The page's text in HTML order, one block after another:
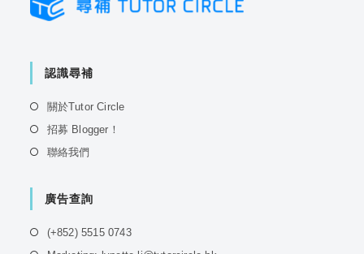
認識尋補
關於Tutor CircleOpens
招募 Blogger！
聯絡我們
new
廣告查詢
(+852) 5515 0743Opens